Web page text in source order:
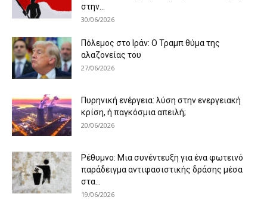
στην...
30/06/2026
Πόλεμος στο Ιράν: Ο Τραμπ θύμα της
αλαζονείας του
27/06/2026
Πυρηνική ενέργεια: λύση στην ενεργειακή
κρίση, ή παγκόσμια απειλή;
20/06/2026
Ρέθυμνο: Μια συνέντευξη για ένα φωτεινό
παράδειγμα αντιφασιστικής δράσης μέσα
στα...
19/06/2026